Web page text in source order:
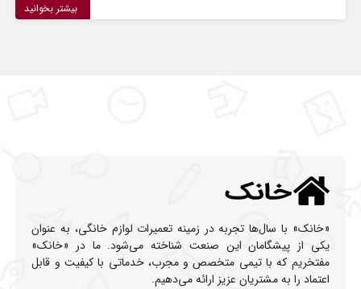
بیشتر بخوانید
«خانک» با سال‌ها تجربه در زمینه تعمیرات لوازم خانگی، به عنوان
یکی از پیشگامان این صنعت شناخته می‌شود. ما در «خانک»
مفتخریم که با تیمی متخصص و مجرب، خدماتی با کیفیت و قابل
اعتماد را به مشتریان عزیز ارائه می‌دهیم.